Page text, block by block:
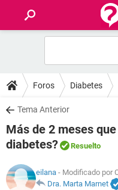
FOROS
SALUD
FAMILIA
NUTRICIÓN
Foros Diabetes
Tema Anterior
Más de 2 meses
diabetes?
Resuelto
eilana - Modificado por
Dra. Marta Marnet